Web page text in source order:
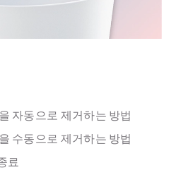
자동으로 제거하는 방법
수동으로 제거하는 방법
료